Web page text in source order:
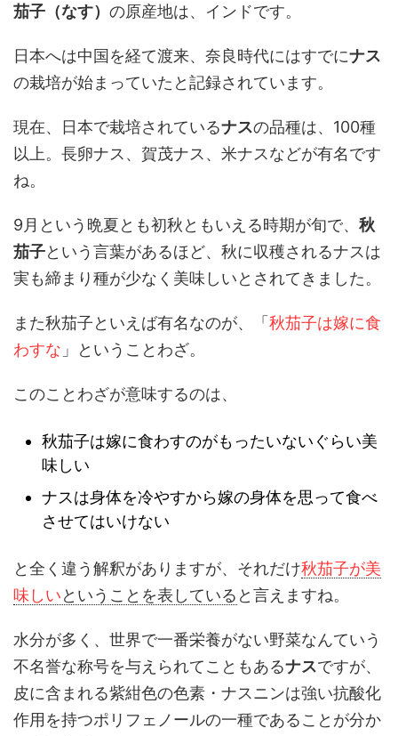
茄子（なす） の原産地は、インドです。
日本へは中国を経て渡来、奈良時代にはすでにナス
の栽培が始まっていたと記録されています。
現在、日本で栽培されているナスの品種は、100種
以上。長卵ナス、賀茂ナス、米ナスなどが有名です
ね。
9月という晩夏とも初秋ともいえる時期が旬で、 秋
茄子という言葉があるほど、秋に収穫されるナスは
実も締まり種が少なく美味しいとされてきました。
また秋茄子といえば有名なのが、「秋茄子は嫁に食
わすな 」ということわざ。
このことわざが意味するのは、
秋茄子は嫁に食わすのがもったいないぐらい美
味しい
ナスは身体を冷やすから嫁の身体を思って食べ
させてはいけない
と全く違う解釈がありますが、それだけ秋茄子が美
味しいということを表している と言えますね。
水分が多く、世界で一番栄養がない野菜なんていう
不名誉な称号を与えられてこともあるナスですが、
皮に含まれる紫紺色の色素・ナスニンは強い抗酸化
作用を持つポリフェノールの一種であることが分か